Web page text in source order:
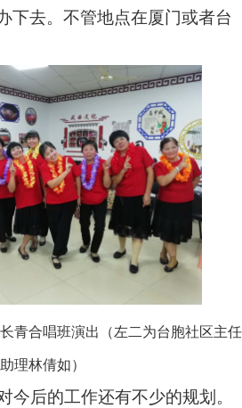
下去。不管地点在厦门或者台
青合唱班演出（左二为台胞社区主任
助理林倩如）
后的工作还有不少的规划。